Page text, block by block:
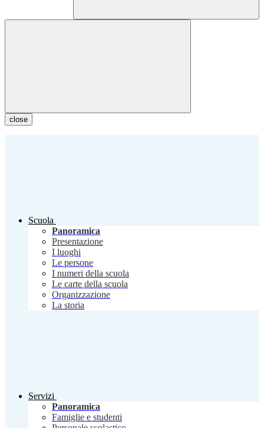
close
Scuola
Panoramica
Presentazione
I luoghi
Le persone
I numeri della scuola
Le carte della scuola
Organizzazione
La storia
Servizi
Panoramica
Famiglie e studenti